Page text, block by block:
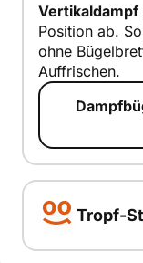
pf
smart
Vertikaldampf
Position ab.
ohne
Auffrischen.
Tropf-